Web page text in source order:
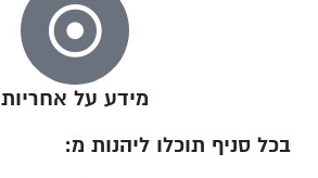
מידע על אחריות
בכל סניף תוכלו ליהנות מ: